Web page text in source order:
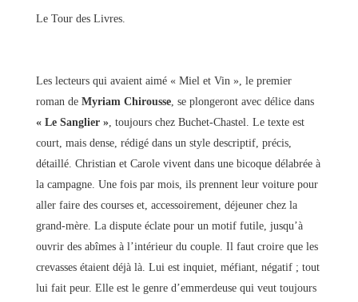
Le Tour des Livres.
Les lecteurs qui avaient aimé « Miel et Vin », le premier
roman de Myriam Chirousse, se plongeront avec délice dans
« Le Sanglier », toujours chez Buchet-Chastel. Le texte est
court, mais dense, rédigé dans un style descriptif, précis,
détaillé. Christian et Carole vivent dans une bicoque délabrée à
la campagne. Une fois par mois, ils prennent leur voiture pour
aller faire des courses et, accessoirement, déjeuner chez la
grand-mère. La dispute éclate pour un motif futile, jusqu’à
ouvrir des abîmes à l’intérieur du couple. Il faut croire que les
crevasses étaient déjà là. Lui est inquiet, méfiant, négatif ; tout
lui fait peur. Elle est le genre d’emmerdeuse qui veut toujours